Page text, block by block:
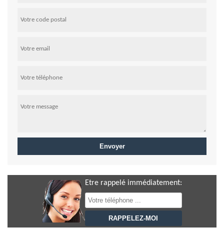
Etre rappelé immédiatement: